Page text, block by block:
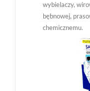
wybielaczy,
bębnowej,
chemicznemu.